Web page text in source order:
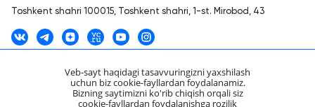
Toshkent shahri 100015, Toshkent shahri, 1-st. Mirobod, 43
Veb-sayt haqidagi tasavvuringizni yaxshilash
uchun biz cookie-fayllardan foydalanamiz.
Bizning saytimizni ko'rib chiqish orqali siz
cookie-fayllardan foydalanishga rozilik